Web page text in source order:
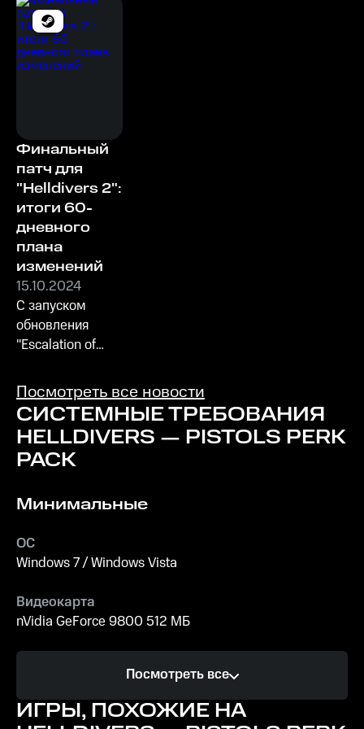
Финальный
патч для
"Helldivers 2":
итоги 60-
дневного
плана
изменений
15.10.2024
С запуском
обновления
"Escalation of
"Helldivers 2",
игроки
столкнулись с
некоторыми
проблемами,
побудили
Arrowhead
Studios
60-дневный
план изменений!
Посмотреть все новости
СИСТЕМНЫЕ ТРЕБОВАНИЯ
HELLDIVERS — PISTOLS PERK
PACK
Минимальные
ОС
Windows 7 / Windows Vista
Видеокарта
nVidia GeForce 9800 512 МБ
Память
Посмотреть все
ИГРЫ, ПОХОЖИЕ НА